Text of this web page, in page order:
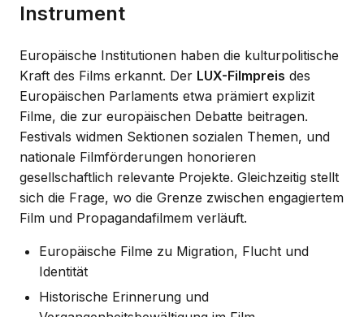
Instrument
Europäische Institutionen haben die kulturpolitische
Kraft des Films erkannt. Der LUX-Filmpreis des
Europäischen Parlaments etwa prämiert explizit
Filme, die zur europäischen Debatte beitragen.
Festivals widmen Sektionen sozialen Themen, und
nationale Filmförderungen honorieren
gesellschaftlich relevante Projekte. Gleichzeitig stellt
sich die Frage, wo die Grenze zwischen engagiertem
Film und Propagandafilmem verläuft.
Europäische Filme zu Migration, Flucht und
Identität
Historische Erinnerung und